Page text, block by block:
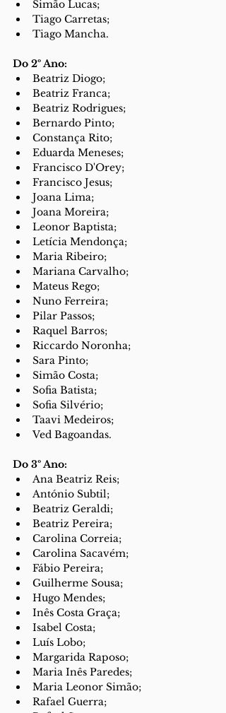
Simão Lucas;
Tiago Carretas;
Tiago Mancha.
Do 2º Ano:
Beatriz Diogo;
Beatriz Franca;
Beatriz Rodrigues;
Bernardo Pinto;
Constança Rito;
Eduarda Meneses;
Francisco D'Orey;
Francisco Jesus;
Joana Lima;
Joana Moreira;
Leonor Baptista;
Letícia Mendonça;
Maria Ribeiro;
Mariana Carvalho;
Mateus Rego;
Nuno Ferreira;
Pilar Passos;
Raquel Barros;
Riccardo Noronha;
Sara Pinto;
Simão Costa;
Sofia Batista;
Sofia Silvério;
Taavi Medeiros;
Ved Bagoandas.
Do 3º Ano:
Ana Beatriz Reis;
António Subtil;
Beatriz Geraldi;
Beatriz Pereira;
Carolina Correia;
Carolina Sacavém;
Fábio Pereira;
Guilherme Sousa;
Hugo Mendes;
Inês Costa Graça;
Isabel Costa;
Luís Lobo;
Margarida Raposo;
Maria Inês Paredes;
Maria Leonor Simão;
Rafael Guerra;